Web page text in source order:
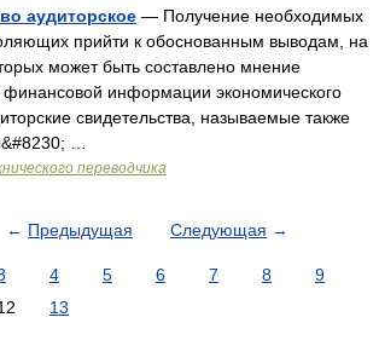
аудиторское — Получение необходимых
прийти к обоснованным выводам, на
может быть составлено мнение
финансовой информации экономического
свидетельства, называемые также
…
переводчика
← Предыдущая Следующая →
4 5 6 7 8
9
13